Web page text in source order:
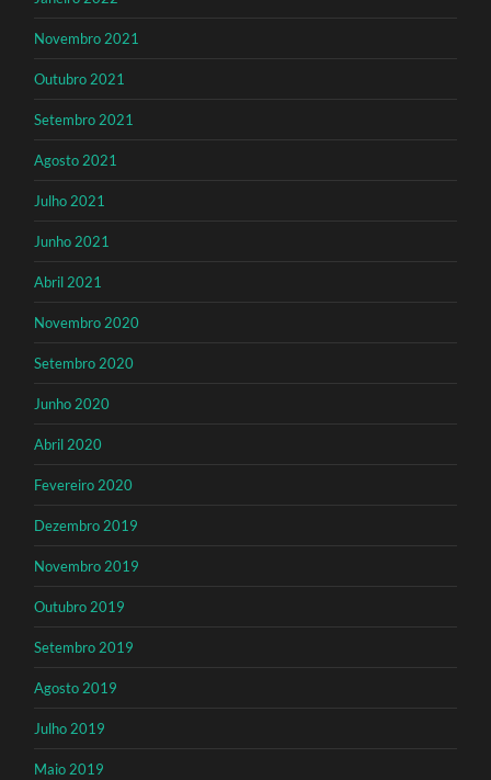
Novembro 2021
Outubro 2021
Setembro 2021
Agosto 2021
Julho 2021
Junho 2021
Abril 2021
Novembro 2020
Setembro 2020
Junho 2020
Abril 2020
Fevereiro 2020
Dezembro 2019
Novembro 2019
Outubro 2019
Setembro 2019
Agosto 2019
Julho 2019
Maio 2019